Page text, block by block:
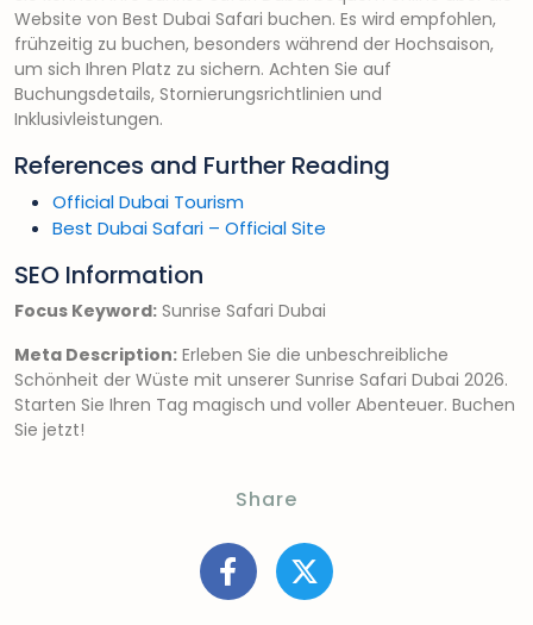
Website von Best Dubai Safari buchen. Es wird empfohlen,
frühzeitig zu buchen, besonders während der Hochsaison,
um sich Ihren Platz zu sichern. Achten Sie auf
Buchungsdetails, Stornierungsrichtlinien und
Inklusivleistungen.
References and Further Reading
Official Dubai Tourism
Best Dubai Safari – Official Site
SEO Information
Focus Keyword: Sunrise Safari Dubai
Meta Description: Erleben Sie die unbeschreibliche
Schönheit der Wüste mit unserer Sunrise Safari Dubai 2026.
Starten Sie Ihren Tag magisch und voller Abenteuer. Buchen
Sie jetzt!
Share